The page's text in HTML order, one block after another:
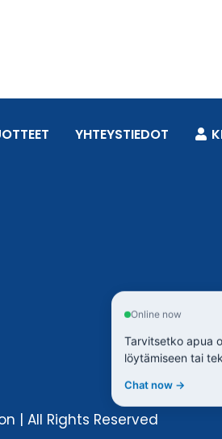
YHTEYSTIEDOT
| All Rights Reserved
Online now
Tarvitsetko apua
löytämiseen tai
Chat now →